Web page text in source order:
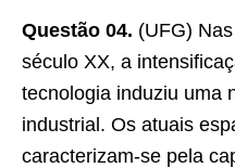
Questão 04. (UFG)
século XX, a
tecnologia induziu uma
industrial. Os atuais
caracterizam-se pela